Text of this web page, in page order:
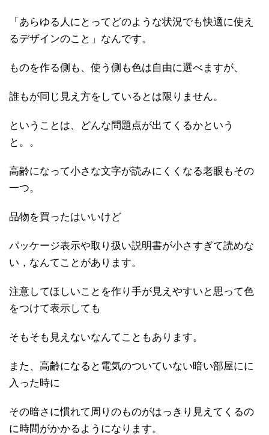
「あらゆる人にとってどのような状況でも快適に使え
るデザインのこと」なんです。
ものを作る側も、使う側も色は自由に選べますが、
誰もが同じ見え方をしているとは限りません。
ということは、どんな問題点が出てくるかという
と。。
高齢になって小さな文字が読みにくくなる老眼もその
一つ。
品物を買ったはいいけど
パッケージ表示や取り扱い説明書が小さすぎて読めな
い，なんてことがあります。
注意してほしいことを作り手が見えやすいと思って色
をつけて表示しても
そもそも見えないなんてこともあります。
また、高齢になると電気のついていない暗い部屋にに
入った時に
その暗さに慣れて周りのものがはっきり見えてくるの
に時間がかかるようになります。